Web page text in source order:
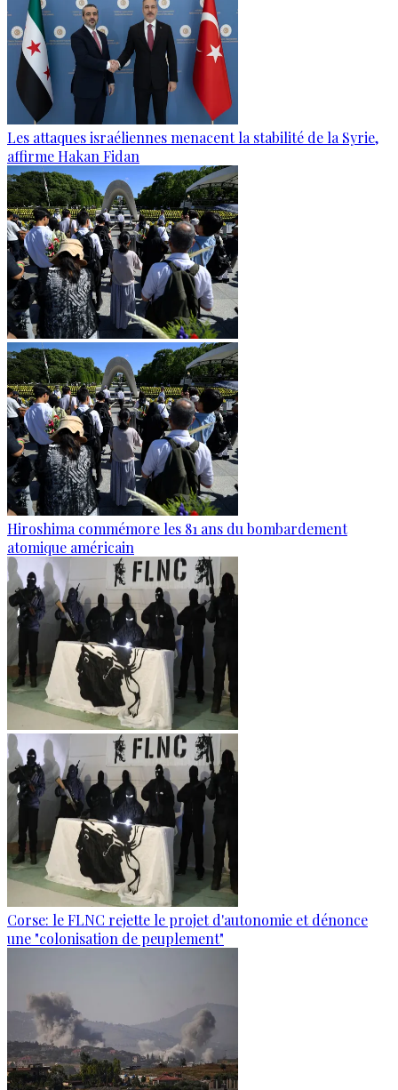
Les attaques israéliennes menacent la stabilité de la Syrie,
affirme Hakan Fidan
Hiroshima commémore les 81 ans du bombardement
atomique américain
Corse: le FLNC rejette le projet d'autonomie et dénonce
une "colonisation de peuplement"